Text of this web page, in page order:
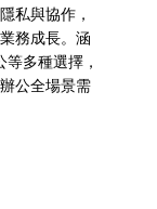
私與協作，
務成長。涵
多種選擇，
公全場景需